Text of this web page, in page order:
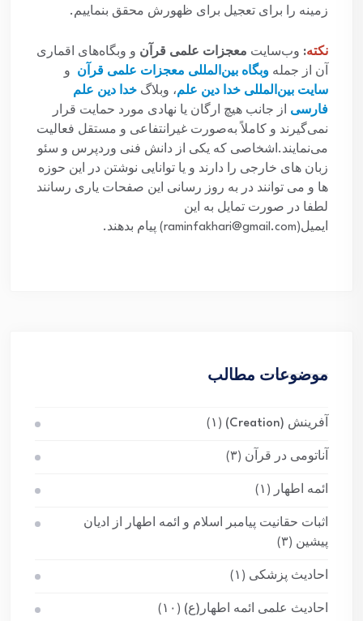
زمینه را برای تعجیل برای ظهورش محقق بنماییم.
نکته: وب‌سایت معجزات علمی قرآن و وبگاه‌های اقماری
آن از جمله وبگاه بین‌المللی معجزات علمی قرآن و
سایت بین‌المللی خدا دین علم، وبلاگ خدا دین علم
فارسی از جانب هیچ ارگان یا نهادی مورد حمایت قرار
نمی‌گیرند و کاملاً به‌صورت غیرانتفاعی و مستقل فعالیت
می‌نمایند.اشخاصی که یکی از دانش فنی وردپرس و سئو
زبان های خارجی را دارند و یا توانایی نوشتن در این حوزه
ها و می توانند در به روز رسانی این صفحات یاری رسانند
لطفا در صورت تمایل به این
ایمیل(raminfakhari@gmail.com) پیام بدهند.
موضوعات مطالب
آفرینش (Creation) (۱)
آناتومی در قرآن (۳)
ائمه اطهار (۱)
اثبات حقانیت پیامبر اسلام و ائمه اطهار از ادیان
پیشین (۳)
احادیث پزشکی (۱)
احادیث علمی ائمه اطهار(ع) (۱۰)